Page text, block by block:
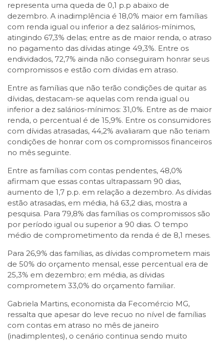
representa uma queda de 0,1 p.p abaixo de
dezembro. A inadimplência é 18,0% maior em famílias
com renda igual ou inferior a dez salários-mínimos,
atingindo 67,3% delas; entre as de maior renda, o atraso
no pagamento das dívidas atinge 49,3%. Entre os
endividados, 72,7% ainda não conseguiram honrar seus
compromissos e estão com dívidas em atraso.
Entre as famílias que não terão condições de quitar as
dívidas, destacam-se aquelas com renda igual ou
inferior a dez salários-mínimos: 31,0%. Entre as de maior
renda, o percentual é de 15,9%. Entre os consumidores
com dívidas atrasadas, 44,2% avaliaram que não teriam
condições de honrar com os compromissos financeiros
no mês seguinte.
Entre as famílias com contas pendentes, 48,0%
afirmam que essas contas ultrapassam 90 dias,
aumento de 1,7 p.p. em relação a dezembro. As dívidas
estão atrasadas, em média, há 63,2 dias, mostra a
pesquisa. Para 79,8% das famílias os compromissos são
por período igual ou superior a 90 dias. O tempo
médio de comprometimento da renda é de 8,1 meses.
Para 26,9% das famílias, as dívidas comprometem mais
de 50% do orçamento mensal, esse percentual era de
25,3% em dezembro; em média, as dívidas
comprometem 33,0% do orçamento familiar.
Gabriela Martins, economista da Fecomércio MG,
ressalta que apesar do leve recuo no nível de famílias
com contas em atraso no mês de janeiro
(inadimplentes), o cenário continua sendo muito